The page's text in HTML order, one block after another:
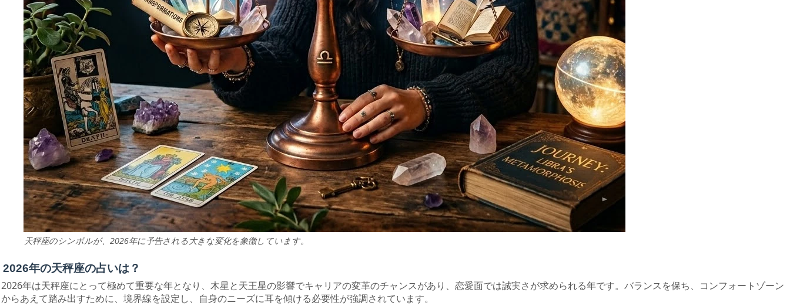
天秤座のシンボルが、2026年に予告される大きな変化を象徴しています。
2026年の天秤座の占いは？
2026年は天秤座にとって極めて重要な年となり、木星と天王星の影響でキャリアの変革のチャンスがあり、恋愛面では誠実さが求められる年です。バランスを保ち、コンフォートゾーン
からあえて踏み出すために、境界線を設定し、自身のニーズに耳を傾ける必要性が強調されています。